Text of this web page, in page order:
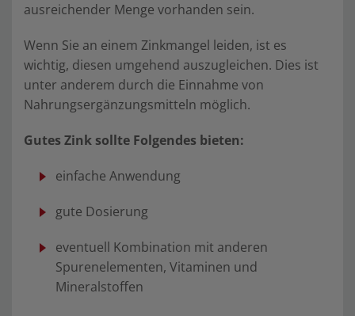
ausreichender Menge vorhanden sein.
Wenn Sie an einem Zinkmangel leiden, ist es
wichtig, diesen umgehend auszugleichen. Dies ist
unter anderem durch die Einnahme von
Nahrungsergänzungsmitteln möglich.
Gutes Zink sollte Folgendes bieten:
einfache Anwendung
gute Dosierung
eventuell Kombination mit anderen
Spurenelementen, Vitaminen und
Mineralstoffen